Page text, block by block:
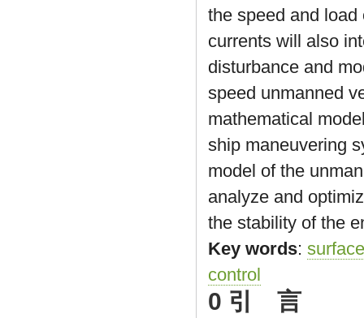
the speed and
currents will also
disturbance and
speed unmanned
mathematical
ship maneuvering
model of the
analyze and
the stability of the
Key words:
control
0 引 言